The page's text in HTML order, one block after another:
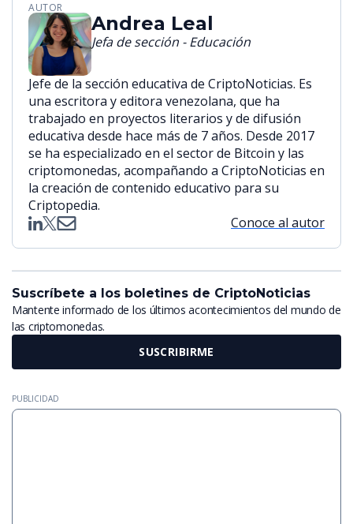
AUTOR
Andrea Leal
Jefa de sección - Educación
Jefe de la sección educativa de CriptoNoticias. Es
una escritora y editora venezolana, que ha
trabajado en proyectos literarios y de difusión
educativa desde hace más de 7 años. Desde 2017
se ha especializado en el sector de Bitcoin y las
criptomonedas, acompañando a CriptoNoticias en
la creación de contenido educativo para su
Criptopedia.
Conoce al autor
Suscríbete a los boletines de CriptoNoticias
Mantente informado de los últimos acontecimientos del mundo de
las criptomonedas.
SUSCRIBIRME
PUBLICIDAD